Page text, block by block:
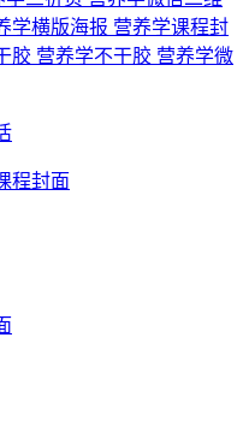
学横版海报 营养学课程封
胶 营养学不干胶 营养学微
程封面